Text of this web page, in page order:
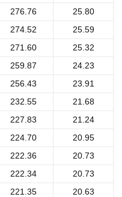
276.76
25.80
274.52
25.59
271.60
25.32
259.87
24.23
256.43
23.91
232.55
21.68
227.83
21.24
224.70
20.95
222.36
20.73
222.34
20.73
221.35
20.63